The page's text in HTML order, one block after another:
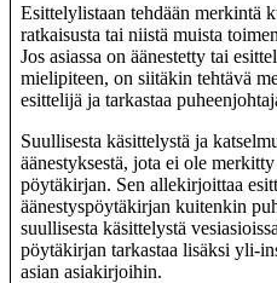
Esittelylistaan tehdään merkintä
ratkaisusta tai niistä muista
Jos asiassa on äänestetty tai
mielipiteen, on siitäkin tehtävä
esittelijä ja tarkastaa
Suullisesta käsittelystä ja
äänestyksestä, jota ei ole
pöytäkirjan. Sen allekirjoittaa
äänestyspöytäkirjan kuitenkin
suullisesta käsittelystä
pöytäkirjan tarkastaa lisäksi yli-
asian asiakirjoihin.